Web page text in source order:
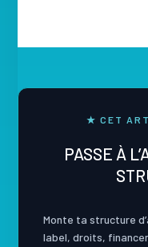
★ CET
PASSE À
Monte ta structure
label, droits,